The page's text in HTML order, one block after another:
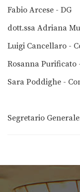
Fabio Arcese - DG
dott.ssa Adriana
Luigi Cancellaro -
Rosanna Purificato
Sara Poddighe -
Segretario